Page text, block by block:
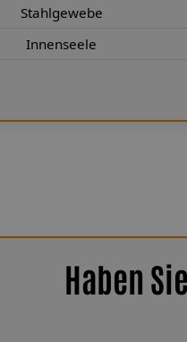
Stahlgewebe
Innenseele
Haben